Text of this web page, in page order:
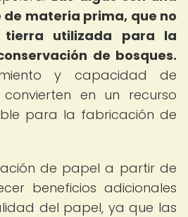
materia prima, que no
utilizada para la
de bosques.
y capacidad de
en un recurso
para la fabricación de
de papel a partir de
beneficios adicionales
del papel, ya que las